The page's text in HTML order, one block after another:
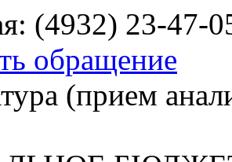
(4932) 23-47-
обращение
(прием